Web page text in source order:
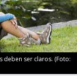
deben ser claros. (Foto: